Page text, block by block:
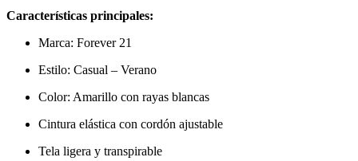
Características principales:
Marca: Forever 21
Estilo: Casual – Verano
Color: Amarillo con rayas blancas
Cintura elástica con cordón ajustable
Tela ligera y transpirable